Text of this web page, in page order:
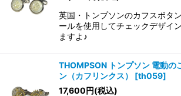
英国・トンプソンのカフスボタ
ールを使用してチェックデザイ
ますよ♪
THOMPSON トンプソン 電動の
ン（カフリンクス）
[th059]
17,600円(税込)